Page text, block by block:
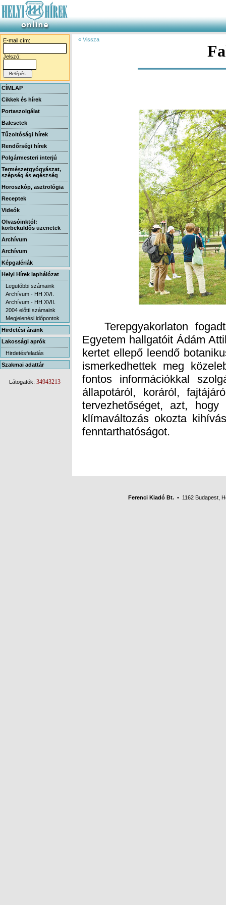
E-mail cím:
Jelszó:
CÍMLAP
Cikkek és hírek
Portaszolgálat
Balesetek
Tűzoltósági hírek
Rendőrségi hírek
Polgármesteri interjú
Természetgyógyászat,
szépség és egészség
Horoszkóp, asztrológia
Receptek
Videók
Olvasóinktól:
körbeküldős üzenetek
Archívum
Archívum
Képgalériák
Helyi Hírek laphálózat
Legutóbbi számaink
Archívum - HH XVI.
Archívum - HH XVII.
2004 előtti számaink
Megjelenési időpontok
Hirdetési áraink
Lakossági aprók
Hirdetésfeladás
Szakmai adattár
Látogatók: 34943213
« Vissza
Terepgyakorlaton
Egyetem hallgatóit Ádám
kertet ellepő leendő
ismerkedhettek meg
fontos információkkal
állapotáról, koráról,
tervezhetőséget, azt,
klímaváltozás okozta
fenntarthatóságot.
Ferenci Kiadó Bt. • 1162 Budapest,